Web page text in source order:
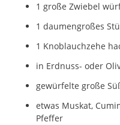
1 große Zwiebel
1 daumengroßes
1 Knoblauchzehe
in Erdnuss- oder
gewürfelte große
etwas Muskat,
Pfeffer